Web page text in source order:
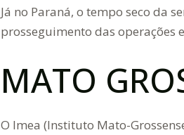
Já no Paraná, o tempo seco da
prosseguimento das operações
MATO
O Imea (Instituto Mato-